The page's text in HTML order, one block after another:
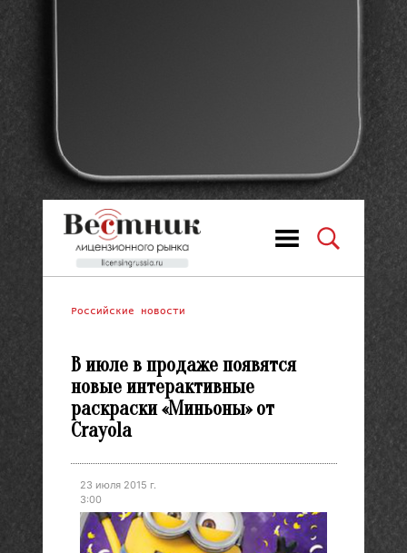
Российские новости
В июле в продаже появятся
новые интерактивные
раскраски «Миньоны» от
Crayola
23 июля 2015 г.
3:00